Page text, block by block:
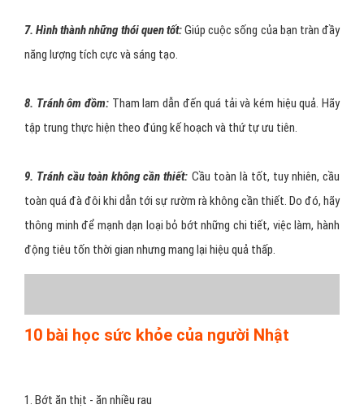
7. Hình thành những thói quen tốt:Giúp cuộc sống của bạn tràn đầy
năng lượng tích cực và sáng tạo.
8. Tránh ôm đồm:Tham lam dẫn đến quá tải và kém hiệu quả. Hãy
tập trung thực hiện theo đúng kế hoạch và thứ tự ưu tiên.
9. Tránh cầu toàn không cần thiết: Cầu toàn là tốt, tuy nhiên, cầu
toàn quá đà đôi khi dẫn tới sự rườm rà không cần thiết. Do đó, hãy
thông minh để mạnh dạn loại bỏ bớt những chi tiết, việc làm, hành
động tiêu tốn thời gian nhưng mang lại hiệu quả thấp.
10 bài học sức khỏe của người Nhật
1. Bớt ăn thịt - ăn nhiều rau